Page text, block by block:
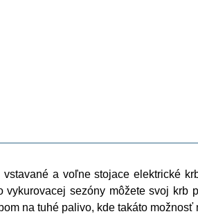
a voľne stojace elektrické
sezóny môžete svoj krb
na tuhé palivo, kde takáto možnosť